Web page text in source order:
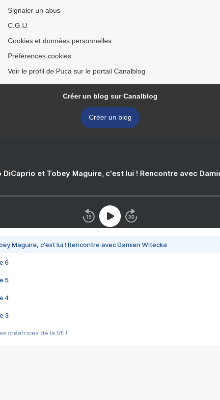
Signaler un abus
C.G.U.
Cookies et données personnelles
Préférences cookies
Voir le profil de Puca sur le portail Canalblog
Créer un blog sur Canalblog
Créer un blog
DiCaprio et Tobey Maguire, c'est lui ! Rencontre avec
Maguire, c'est lui ! Rencontre avec Damien Witecka
6
5
4
3
créatrices de la VF !